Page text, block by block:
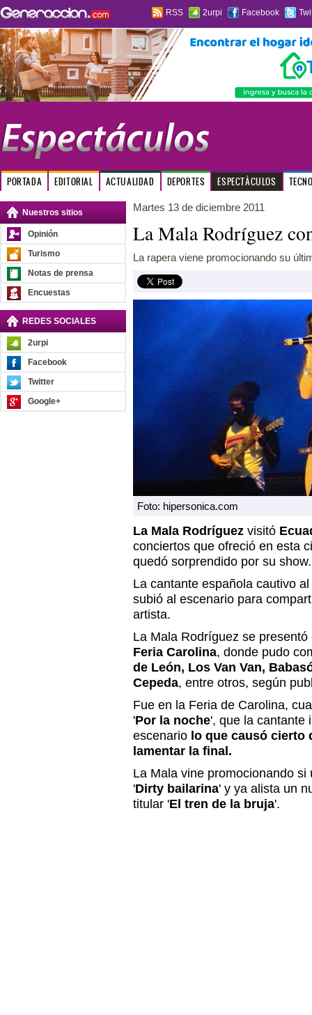
RSS 2urpi Facebook
PORTADA EDITORIAL ACTUALIDAD DEPORTES ESPECTÁCULOS
Nuestros sitios
Opinión
Turismo
Notas de prensa
Encuestas
REDES SOCIALES
2urpi
Facebook
Twitter
Google+
Martes 13 de diciembre 2011
La Mala Rodríguez
La rapera viene promocionando su
Foto: hipersonica.com
La Mala Rodríguez visitó
conciertos que ofreció en esta
quedó sorprendido por su show.
La cantante española cautivo
subió al escenario para
artista.
La Mala Rodríguez se presentó
Feria Carolina, donde pudo
de León, Los Van Van,
Cepeda, entre otros, según
Fue en la Feria de Carolina,
'Por la noche', que la cantante
escenario lo que causó cierto
lamentar la final.
La Mala vine promocionando
'Dirty bailarina' y ya alista un
titular 'El tren de la bruja'.